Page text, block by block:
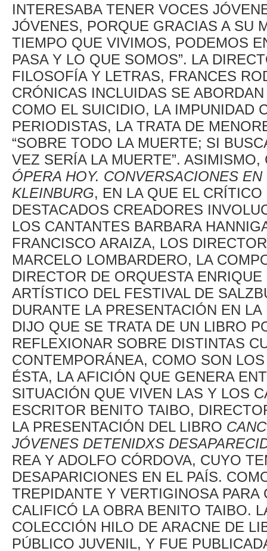
INTERESABA TENER VOCES
JÓVENES, PORQUE GRACIAS A SU
TIEMPO QUE VIVIMOS, PODEMOS
PASA Y LO QUE SOMOS”. LA
FILOSOFÍA Y LETRAS, FRANCES
CRÓNICAS INCLUIDAS SE
COMO EL SUICIDIO, LA IMPUNIDAD
PERIODISTAS, LA TRATA DE
“SOBRE TODO LA MUERTE; SI
VEZ SERÍA LA MUERTE”.
ÓPERA HOY. CONVERSACIONES
KLEINBURG, EN LA QUE EL
DESTACADOS CREADORES
LOS CANTANTES BARBARA
FRANCISCO ARAIZA, LOS
MARCELO LOMBARDERO, LA
DIRECTOR DE ORQUESTA
ARTÍSTICO DEL FESTIVAL DE
DURANTE LA PRESENTACIÓN EN
DIJO QUE SE TRATA DE UN LIBRO
REFLEXIONAR SOBRE DISTINTAS
CONTEMPORÁNEA, COMO SON
ÉSTA, LA AFICIÓN QUE GENERA
SITUACIÓN QUE VIVEN LAS Y LOS
ESCRITOR BENITO TAIBO,
LA PRESENTACIÓN DEL LIBRO
JÓVENES DETENIDXS
REA Y ADOLFO CÓRDOVA, CUYO
DESAPARICIONES EN EL PAÍS.
TREPIDANTE Y VERTIGINOSA
CALIFICÓ LA OBRA BENITO TAIBO.
COLECCIÓN HILO DE ARACNE DE
PÚBLICO JUVENIL, Y FUE